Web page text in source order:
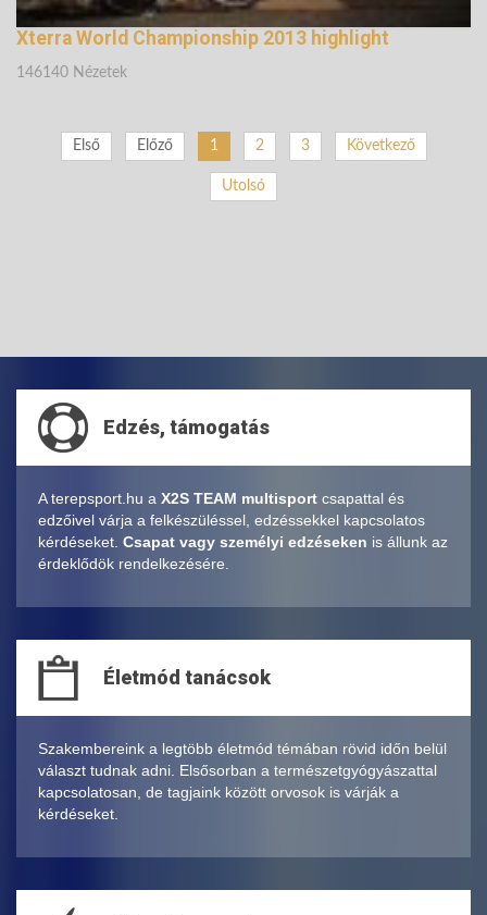
Xterra World Championship 2013 highlight
146140 Nézetek
Első Előző 1 2 3 Következő
Utolsó
Edzés, támogatás
A terepsport.hu a X2S TEAM multisport csapattal és
edzőivel várja a felkészüléssel, edzéssekkel kapcsolatos
kérdéseket. Csapat vagy személyi edzéseken is állunk az
érdeklődök rendelkezésére.
Életmód tanácsok
Szakembereink a legtöbb életmód témában rövid időn belül
választ tudnak adni. Elsősorban a természetgyógyászattal
kapcsolatosan, de tagjaink között orvosok is várják a
kérdéseket.